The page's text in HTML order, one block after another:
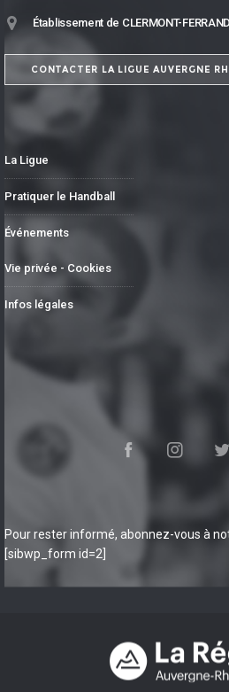
Établissement de CLERMONT-
CONTACTER LA LIGUE AUVERGNE
La Ligue
Pratiquer le Handball
Événements
Vie privée - Cookies
Infos légales
Pour rester informé, abonnez-vous à
[sibwp_form id=2]